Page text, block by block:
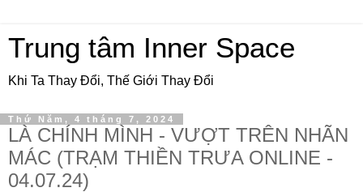
Trung tâm Inner Space
Khi Ta Thay Đổi, Thế Giới Thay Đổi
Thứ Năm, 4 tháng 7, 2024
LÀ CHÍNH MÌNH - VƯỢT TRÊN NHÃN
MÁC (TRẠM THIỀN TRƯA ONLINE -
04.07.24)